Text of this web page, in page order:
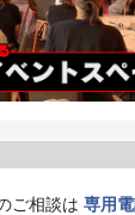
ご相談は 専用